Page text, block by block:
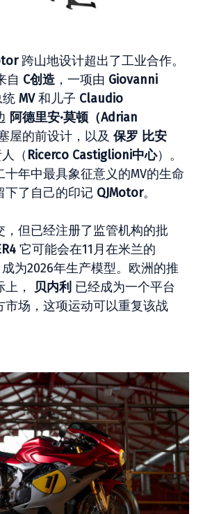
跨山地设计超出了工业合作。
自 C创造 ，一项由 Giovanni
统 MV和儿子 Claudio
阿德里安·莫顿（Adrian
屋的前设计，以及 保罗 比安
（ Ricerco Castiglioni中心）。
年中最具象征意义的MV的生命
下了自己的印记 QJMotor。
，但已经注册了监管机构的批
它可能会在11月在米兰的
为2026年生产模型。欧洲的推
，
贝内利 已经成为一个平台
场，这项运动可以重复该战